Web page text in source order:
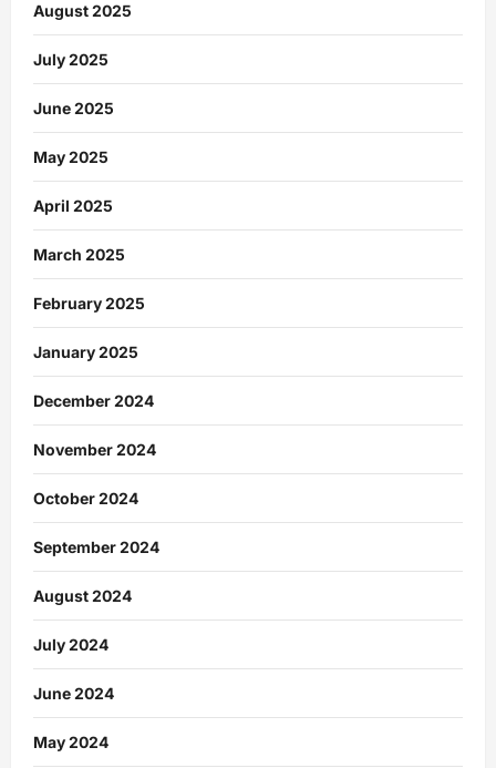
August 2025
July 2025
June 2025
May 2025
April 2025
March 2025
February 2025
January 2025
December 2024
November 2024
October 2024
September 2024
August 2024
July 2024
June 2024
May 2024